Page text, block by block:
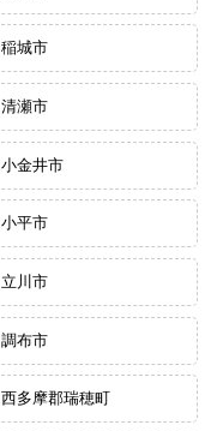
稲城市
清瀬市
小金井市
小平市
立川市
調布市
西多摩郡瑞穂町